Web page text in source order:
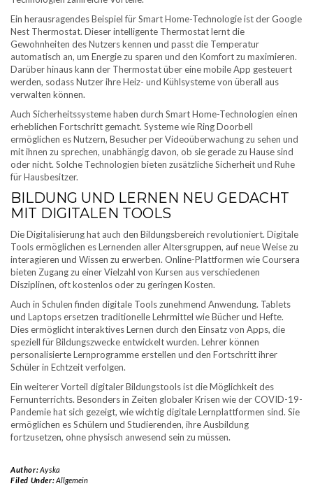
Ein herausragendes Beispiel für Smart Home-Technologie ist der Google
Nest Thermostat. Dieser intelligente Thermostat lernt die
Gewohnheiten des Nutzers kennen und passt die Temperatur
automatisch an, um Energie zu sparen und den Komfort zu maximieren.
Darüber hinaus kann der Thermostat über eine mobile App gesteuert
werden, sodass Nutzer ihre Heiz- und Kühlsysteme von überall aus
verwalten können.
Auch Sicherheitssysteme haben durch Smart Home-Technologien einen
erheblichen Fortschritt gemacht. Systeme wie Ring Doorbell
ermöglichen es Nutzern, Besucher per Videoüberwachung zu sehen und
mit ihnen zu sprechen, unabhängig davon, ob sie gerade zu Hause sind
oder nicht. Solche Technologien bieten zusätzliche Sicherheit und Ruhe
für Hausbesitzer.
BILDUNG UND LERNEN NEU GEDACHT
MIT DIGITALEN TOOLS
Die Digitalisierung hat auch den Bildungsbereich revolutioniert. Digitale
Tools ermöglichen es Lernenden aller Altersgruppen, auf neue Weise zu
interagieren und Wissen zu erwerben. Online-Plattformen wie Coursera
bieten Zugang zu einer Vielzahl von Kursen aus verschiedenen
Disziplinen, oft kostenlos oder zu geringen Kosten.
Auch in Schulen finden digitale Tools zunehmend Anwendung. Tablets
und Laptops ersetzen traditionelle Lehrmittel wie Bücher und Hefte.
Dies ermöglicht interaktives Lernen durch den Einsatz von Apps, die
speziell für Bildungszwecke entwickelt wurden. Lehrer können
personalisierte Lernprogramme erstellen und den Fortschritt ihrer
Schüler in Echtzeit verfolgen.
Ein weiterer Vorteil digitaler Bildungstools ist die Möglichkeit des
Fernunterrichts. Besonders in Zeiten globaler Krisen wie der COVID-19-
Pandemie hat sich gezeigt, wie wichtig digitale Lernplattformen sind. Sie
ermöglichen es Schülern und Studierenden, ihre Ausbildung
fortzusetzen, ohne physisch anwesend sein zu müssen.
Author:Ayska
Filed Under:Allgemein